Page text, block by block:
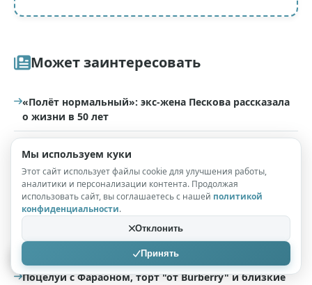
Может заинтересовать
«Полёт нормальный»: экс-жена Пескова рассказала
о жизни в 50 лет
мошенники: "С двух карточек сняли деньги"
Ксения Собчак, Александра Бортич, Елизавета
Пескова и другие на модной вечеринке в Москве
Модный дайджест: от модной съемки с Елизаветой
Песковой до закрытия Vogue Cafe
Поцелуи с Фараоном, торт "от Burberry" и близкие
Мы используем куки
Этот сайт использует файлы cookie для улучшения работы,
аналитики и персонализации контента. Продолжая
использовать сайт, вы соглашаетесь с нашей политикой
конфиденциальности.
Отклонить
Принять